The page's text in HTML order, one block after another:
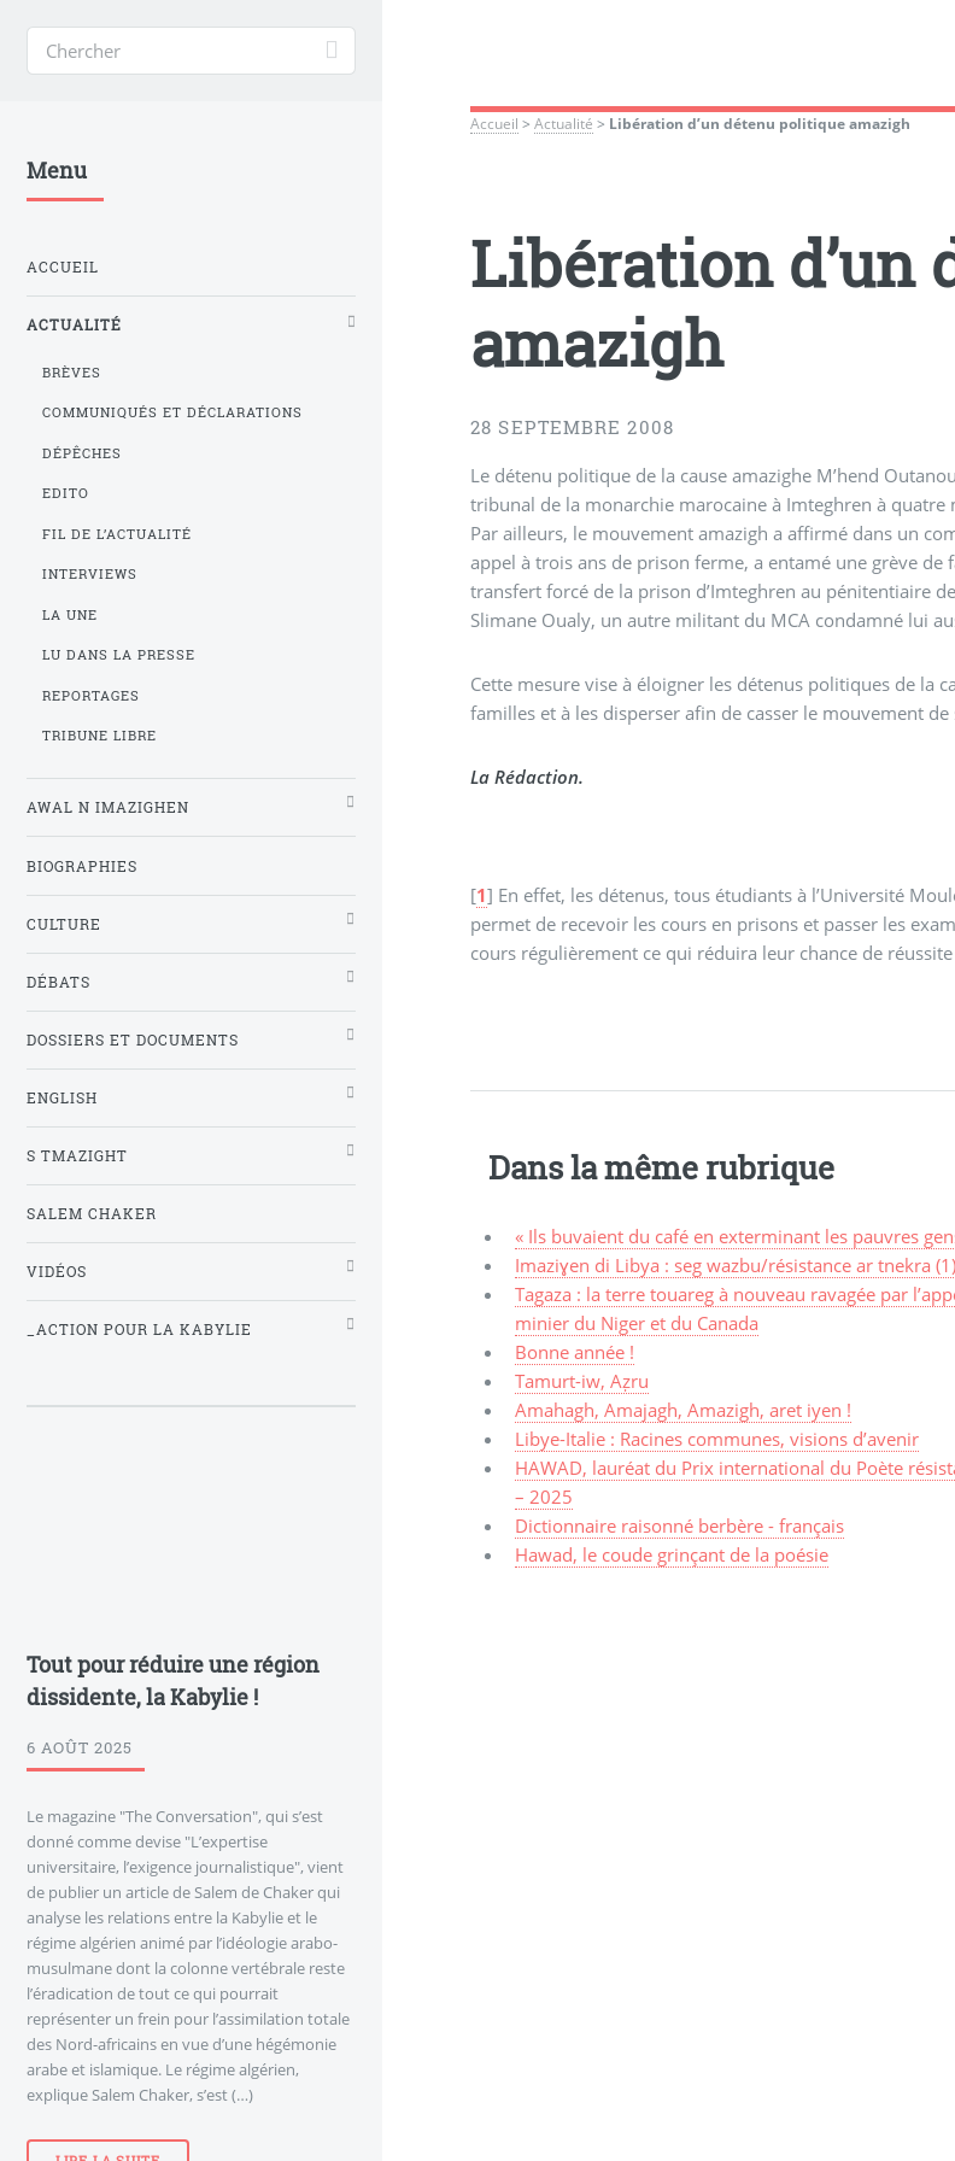
Accueil >Actualité > Libération d’un détenu politique amazigh
Libération d’un
amazigh
28 SEPTEMBRE 2008
Le détenu politique de la cause amazighe M’hend
tribunal de la monarchie marocaine à Imteghren à quatre
Par ailleurs, le mouvement amazigh a affirmé dans un
appel à trois ans de prison ferme, a entamé une grève
transfert forcé de la prison d’Imteghren au pénitentiaire
Slimane Oualy, un autre militant du MCA condamné lui
Cette mesure vise à éloigner les détenus politiques de la
familles et à les disperser afin de casser le mouvement
La Rédaction.
[1] En effet, les détenus, tous étudiants à l’Université
permet de recevoir les cours en prisons et passer les
cours régulièrement ce qui réduira leur chance de
Dans la même rubrique
« Ils buvaient du café en exterminant les pauvres
Imaziɣen di Libya : seg wazbu/résistance ar tnekra (1)
Tagaza : la terre touareg à nouveau ravagée par
minier du Niger et du Canada
Bonne année !
Tamurt-iw, Aẓru
Amahagh, Amajagh, Amazigh, aret iyen !
Libye-Italie : Racines communes, visions d’avenir
HAWAD, lauréat du Prix international du Poète
– 2025
Dictionnaire raisonné berbère - français
Hawad, le coude grinçant de la poésie
Menu
ACCUEIL
ACTUALITÉ
BRÈVES
COMMUNIQUÉS ET DÉCLARATIONS
DÉPÊCHES
EDITO
FIL DE L’ACTUALITÉ
INTERVIEWS
LA UNE
LU DANS LA PRESSE
REPORTAGES
TRIBUNE LIBRE
AWAL N IMAZIGHEN
BIOGRAPHIES
CULTURE
DÉBATS
DOSSIERS ET DOCUMENTS
ENGLISH
S TMAZIGHT
SALEM CHAKER
VIDÉOS
_ACTION POUR LA KABYLIE
Tout pour réduire une région
dissidente, la Kabylie !
6 AOÛT 2025
Le magazine "The Conversation", qui s’est
donné comme devise "L’expertise
universitaire, l’exigence journalistique", vient
de publier un article de Salem de Chaker qui
analyse les relations entre la Kabylie et le
régime algérien animé par l’idéologie arabo-
musulmane dont la colonne vertébrale reste
l’éradication de tout ce qui pourrait
représenter un frein pour l’assimilation totale
des Nord-africains en vue d’une hégémonie
arabe et islamique. Le régime algérien,
explique Salem Chaker, s’est (…)